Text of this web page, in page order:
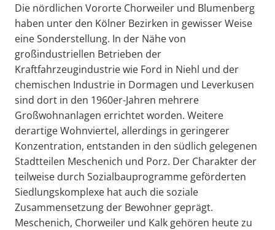
Die nördlichen Vororte Chorweiler und Blumenberg
haben unter den Kölner Bezirken in gewisser Weise
eine Sonderstellung. In der Nähe von
großindustriellen Betrieben der
Kraftfahrzeugindustrie wie Ford in Niehl und der
chemischen Industrie in Dormagen und Leverkusen
sind dort in den 1960er-Jahren mehrere
Großwohnanlagen errichtet worden. Weitere
derartige Wohnviertel, allerdings in geringerer
Konzentration, entstanden in den südlich gelegenen
Stadtteilen Meschenich und Porz. Der Charakter der
teilweise durch Sozialbauprogramme geförderten
Siedlungskomplexe hat auch die soziale
Zusammensetzung der Bewohner geprägt.
Meschenich, Chorweiler und Kalk gehören heute zu